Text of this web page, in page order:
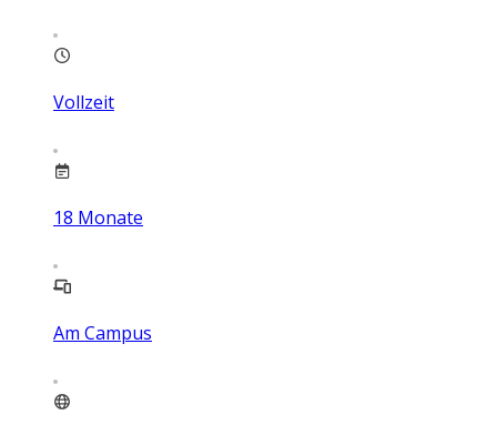
Vollzeit
18 Monate
Am Campus